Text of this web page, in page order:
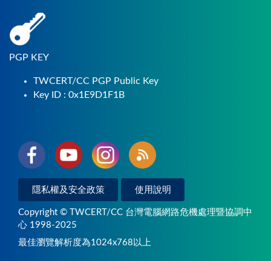
PGP KEY
TWCERT/CC PGP Public Key
Key ID : 0x1E9D1F1B
隱私權及安全政策 使用說明
Copyright © TWCERT/CC 台灣電腦網路危機處理暨協調中
心 1998-2025
最佳瀏覽解析度為1024x768以上